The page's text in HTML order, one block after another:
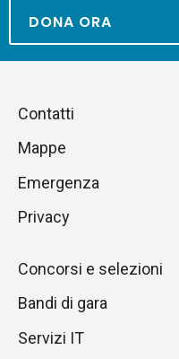
DONA ORA
Salta
sezione
Piè
di
pagina
Contatti
Mappe
Emergenza
Privacy
Concorsi e selezioni
Bandi di gara
Servizi IT